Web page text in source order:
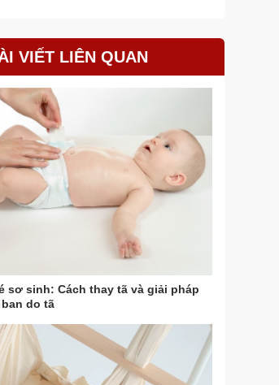
VIẾT LIÊN QUAN
sơ sinh: Cách thay tã và giải pháp
do tã